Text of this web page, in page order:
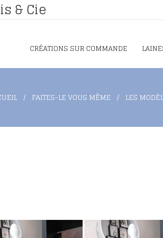
& Cie
CRÉATIONS SUR COMMANDE
FAITES-LE VOUS MÊME LES